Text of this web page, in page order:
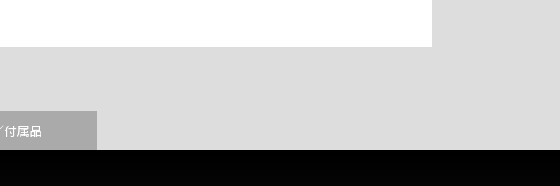
付属品